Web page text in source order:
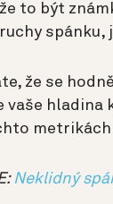
to být
spánku,
že se
vaše
metrikách
Neklidný